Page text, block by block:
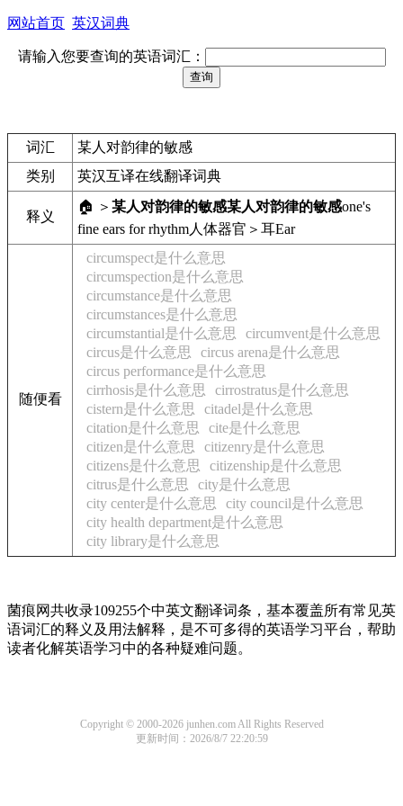
网站首页 英汉词典
请输入您要查询的英语词汇：
词汇
某人对韵律的敏感
类别
英汉互译在线翻译词典
释义
🏠 ＞ 某人对韵律的敏感某人对韵律的敏感one's
fine ears for rhythm人体器官＞耳Ear
随便看
circumspect是什么意思
circumspection是什么意思
circumstance是什么意思
circumstances是什么意思
circumstantial是什么意思
circumvent是什么意思
circus是什么意思
circus arena是什么意思
circus performance是什么意思
cirrhosis是什么意思
cirrostratus是什么意思
cistern是什么意思
citadel是什么意思
citation是什么意思
cite是什么意思
citizen是什么意思
citizenry是什么意思
citizens是什么意思
citizenship是什么意思
citrus是什么意思
city是什么意思
city center是什么意思
city council是什么意思
city health department是什么意思
city library是什么意思
菌痕网共收录109255个中英文翻译词条，基本覆盖所有常见英
语词汇的释义及用法解释，是不可多得的英语学习平台，帮助
读者化解英语学习中的各种疑难问题。
Copyright © 2000-2026 junhen.com All Rights Reserved
更新时间：2026/8/7 22:20:59